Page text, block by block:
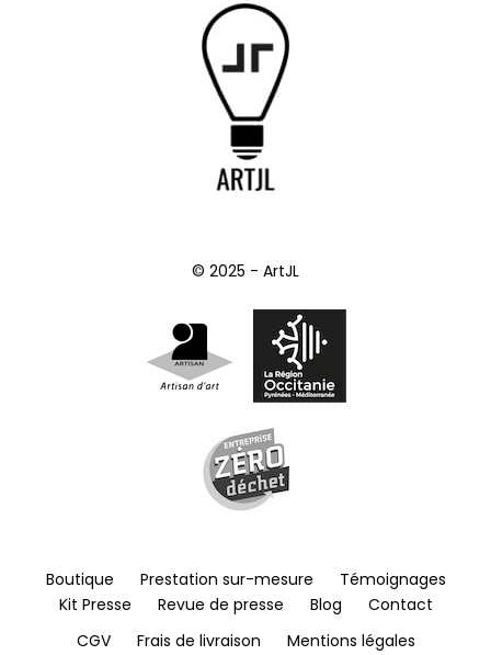
© 2025 - ArtJL
Boutique Prestation sur-mesure
Témoignages
Kit Presse
Revue de presse Blog
Contact
CGV
Frais de livraison
Mentions légales